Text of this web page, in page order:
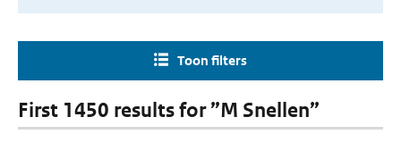
Toon filters
First 1450 results for ”M Snellen”